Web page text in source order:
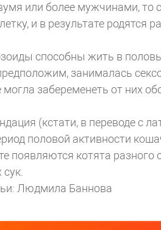
или более мужчинами, то
и в результате родятся
способны жить в
занималась
забеременеть от них
(кстати, в переводе с
половой активности
появляются котята
Людмила Баннова